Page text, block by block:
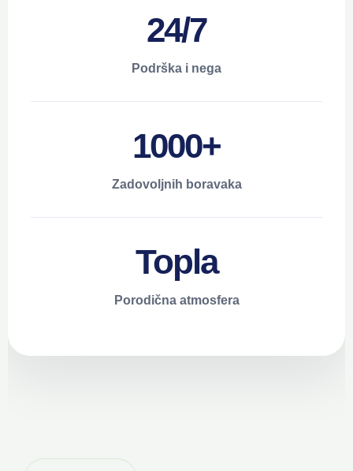
24/7
Podrška i nega
1000+
Zadovoljnih boravaka
Topla
Porodična atmosfera